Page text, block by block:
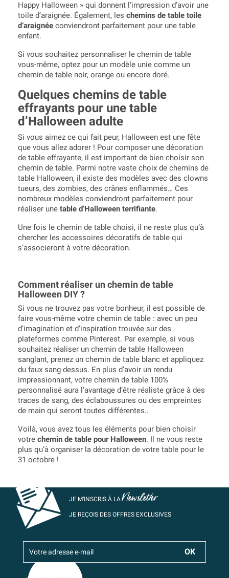
Happy Halloween » qui donnent l’impression d’avoir une
toile d’araignée. Également, les chemins de table toile
d’araignée conviendront parfaitement pour une table
enfant.
Si vous souhaitez personnaliser le chemin de table
vous-même, optez pour un modèle unie comme un
chemin de table noir, orange ou encore doré.
Quelques chemins de table
effrayants pour une table
d’Halloween adulte
Si vous aimez ce qui fait peur, Halloween est une fête
que vous allez adorer ! Pour composer une décoration
de table effrayante, il est important de bien choisir son
chemin de table. Parmi notre vaste choix de chemins de
table Halloween, il existe des modèles avec des clowns
tueurs, des zombies, des crânes enflammés… Ces
nombreux modèles conviendront parfaitement pour
réaliser une table d’Halloween terrifiante.
Une fois le chemin de table choisi, il ne reste plus qu’à
chercher les accessoires décoratifs de table qui
s’associeront à votre décoration.
Comment réaliser un chemin de table
Halloween DIY ?
Si vous ne trouvez pas votre bonheur, il est possible de
faire vous-même votre chemin de table : avec un peu
d’imagination et d’inspiration trouvée sur des
plateformes comme Pinterest. Par exemple, si vous
souhaitez réaliser un chemin de table Halloween
sanglant, prenez un chemin de table blanc et appliquez
du faux sang dessus. En plus d’avoir un rendu
impressionnant, votre chemin de table 100%
personnalisé aura l’avantage d’être réaliste grâce à des
traces de sang, des éclaboussures ou des empreintes
de main qui seront toutes différentes..
Voilà, vous avez tous les éléments pour bien choisir
votre chemin de table pour Halloween. Il ne vous reste
plus qu’à organiser la décoration de votre table pour le
31 octobre !
JE M’INSCRIS À LANewsletter
JE REÇOIS DES OFFRES EXCLUSIVES